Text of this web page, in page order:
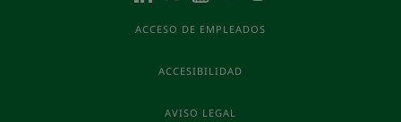
ACCESO DE EMPLEADOS
ACCESIBILIDAD
AVISO LEGAL